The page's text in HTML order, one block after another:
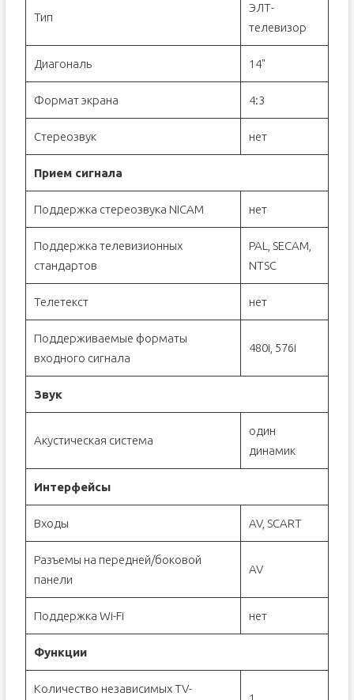
Тип
ЭЛТ-
телевизор
Диагональ 14"
Формат экрана 4:3
Стереозвук нет
Прием сигнала
Поддержка стереозвука NICAM нет
Поддержка телевизионных
стандартов
PAL, SECAM,
NTSC
Телетекст нет
Поддерживаемые форматы
входного сигнала
480i, 576i
Звук
Акустическая система
один
динамик
Интерфейсы
Входы AV, SCART
Разъемы на передней/боковой
панели
AV
Поддержка Wi-Fi нет
Функции
Количество независимых TV-